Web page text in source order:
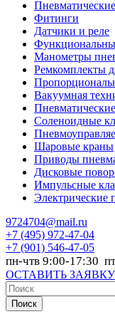
Фитинги
Датчики и реле
Манометры
Ремкомплекты
Вакуумная
Соленоидные
Шаровые краны
Приводы
Дисковые
Импульсные
Электрические
9724704@mail.ru
+7 (495) 972-47-04
+7 (901) 546-47-05
пн-чтв 9:00-17:30
ОСТАВИТЬ ЗАЯВКУ
Поиск